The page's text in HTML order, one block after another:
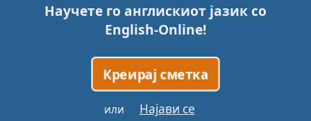
Научете го англискиот јазик со
English-Online!
Креирај сметка
или Најави се